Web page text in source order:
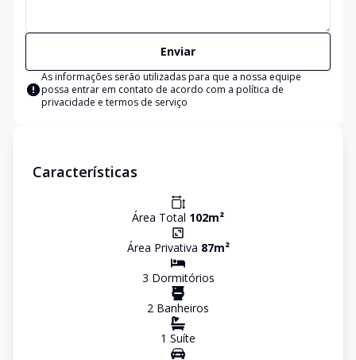
Enviar
As informações serão utilizadas para que a nossa equipe
possa entrar em contato de acordo com a política de
privacidade e termos de serviço
Características
Área Total 102m²
Área Privativa 87m²
3 Dormitórios
2 Banheiros
1 Suíte